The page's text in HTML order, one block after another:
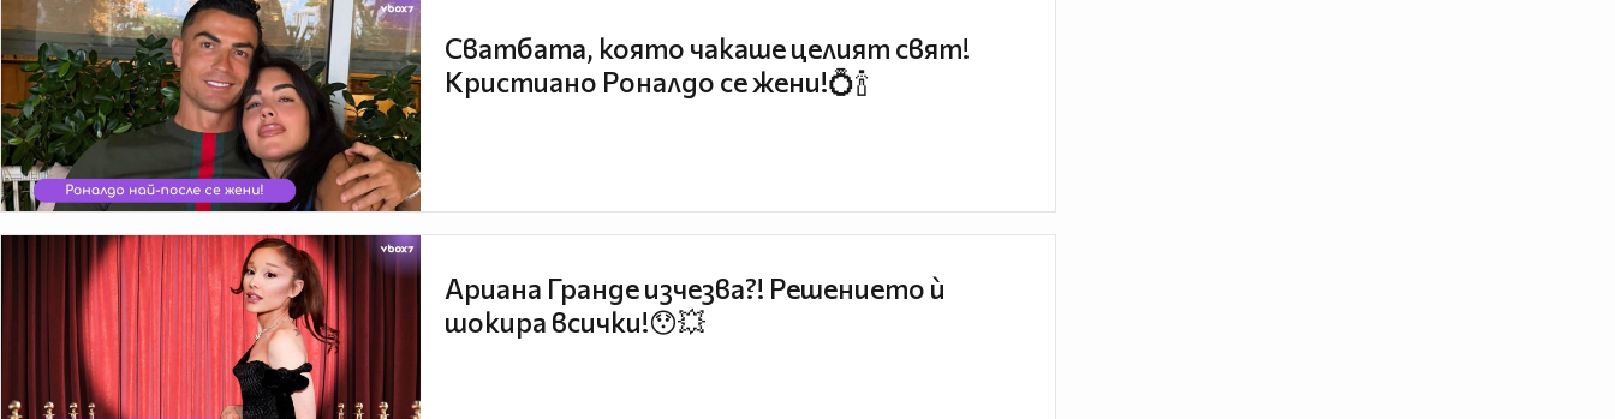
Сватбата, която чакаше целият свят!
Кристиано Роналдо се жени!💍🍾
Ариана Гранде изчезва?! Решението ѝ
шокира всички!😯💥